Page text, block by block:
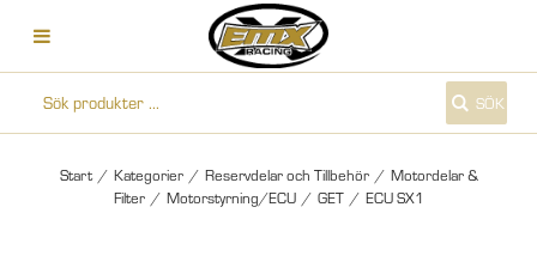
SÖK
Start / Kategorier / Reservdelar och Tillbehör / Motordelar &
Filter / Motorstyrning/ECU / GET / ECU SX1